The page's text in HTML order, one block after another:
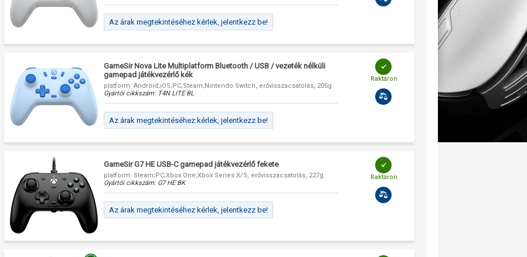
Az árak megtekintéséhez kérlek, jelentkezz be!
GameSir Nova Lite Multiplatform Bluetooth / USB / vezeték nélküli
gamepad játékvezérlő kék
platform: Android;iOS;PC;Steam;Nintendo Switch, erővisszacsatolás, 205g
Gyártói cikkszám: T4N LITE BL
Az árak megtekintéséhez kérlek, jelentkezz be!
Raktáron
GameSir G7 HE USB-C gamepad játékvezérlő fekete
platform: Steam;PC;Xbox One;Xbox Series X/S, erővisszacsatolás, 227g
Gyártói cikkszám: G7 HE BK
Az árak megtekintéséhez kérlek, jelentkezz be!
Raktáron